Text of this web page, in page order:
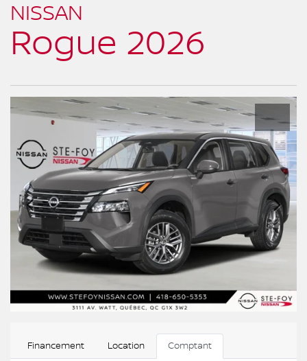
NISSAN
Rogue 2026
Financement Location Comptant